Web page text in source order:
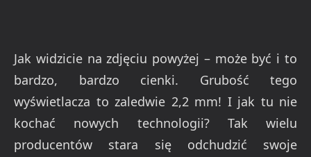
Jak widzicie na zdjęciu powyżej – może być i to
bardzo, bardzo cienki. Grubość tego
wyświetlacza to zaledwie 2,2 mm! I jak tu nie
kochać nowych technologii? Tak wielu
producentów stara się odchudzić swoje